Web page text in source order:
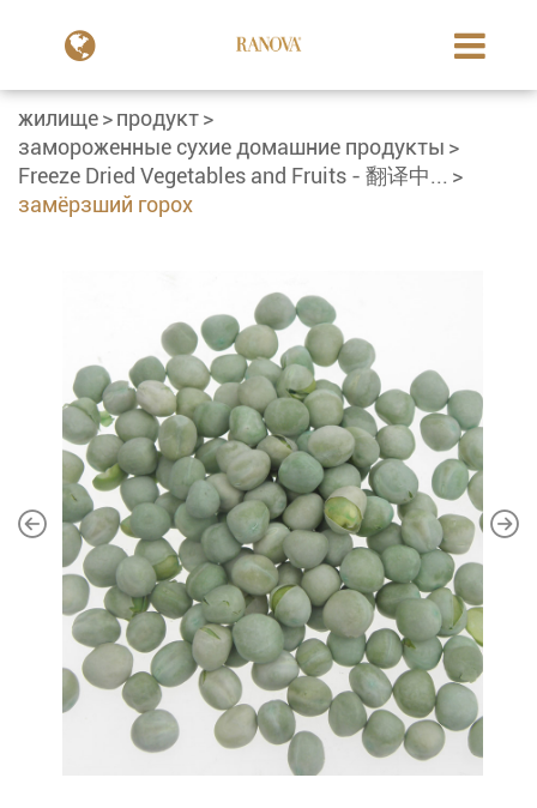
жилище
продукт
замороженные сухие домашние продукты
Freeze Dried Vegetables and Fruits - 翻译中...
замёрзший горох